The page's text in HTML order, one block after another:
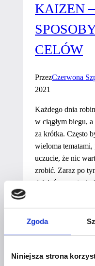
Zgoda
Niniejsza strona
KAIZEN
CELÓW
PrzezCzerwona
2021
Każdego dnia
w ciągłym biegu,
za krótka. Często
wieloma
uczucie, że nic
zrobić. Zaraz po
działań w postaci
Jak więc jak
uczucia, że
zacząć efektywnie
Dowiedz się więcej